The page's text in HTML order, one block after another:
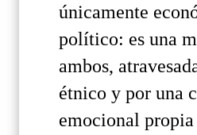
únicamente
político: es una
ambos,
étnico y por una
emocional propia